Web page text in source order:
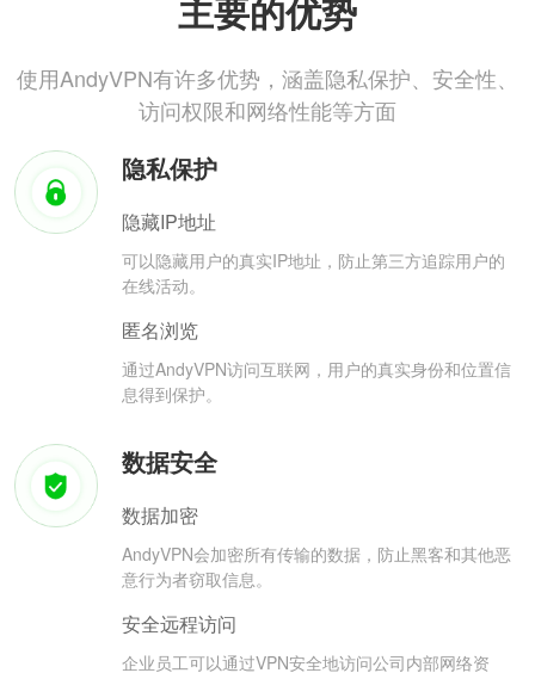
主要的优势
使用AndyVPN有许多优势，涵盖隐私保护、安全性、
访问权限和网络性能等方面
隐私保护
隐藏IP地址
可以隐藏用户的真实IP地址，防止第三方追踪用户的
在线活动。
匿名浏览
通过AndyVPN访问互联网，用户的真实身份和位置信
息得到保护。
数据安全
数据加密
AndyVPN会加密所有传输的数据，防止黑客和其他恶
意行为者窃取信息。
安全远程访问
企业员工可以通过VPN安全地访问公司内部网络资